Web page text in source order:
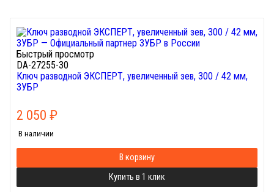
Быстрый просмотр
DA-27255-30
Ключ разводной ЭКСПЕРТ, увеличенный зев, 300 / 42 мм,
ЗУБР
2 050 ₽
В наличии
В корзину
Купить в 1 клик